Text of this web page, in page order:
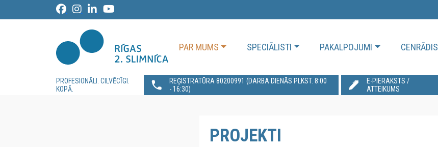
PAR MUMS SPECIĀLISTI PAKALPOJUMI CENRĀDIS
PROFESIONĀLI. CILVĒCĪGI.
KOPĀ.
REĢISTRATŪRA 80200991‬ (DARBA DIENĀS PLKST. 8:00
- 16:30)
E-PIERAKSTS /
ATTEIKUMS
PROJEKTI